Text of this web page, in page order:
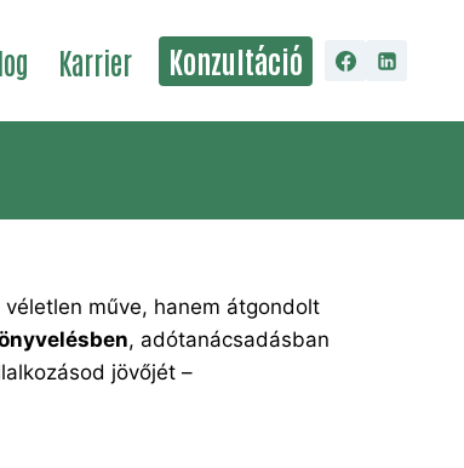
Karrier Konzultáció
műve, hanem átgondolt
, adótanácsadásban
jövőjét –